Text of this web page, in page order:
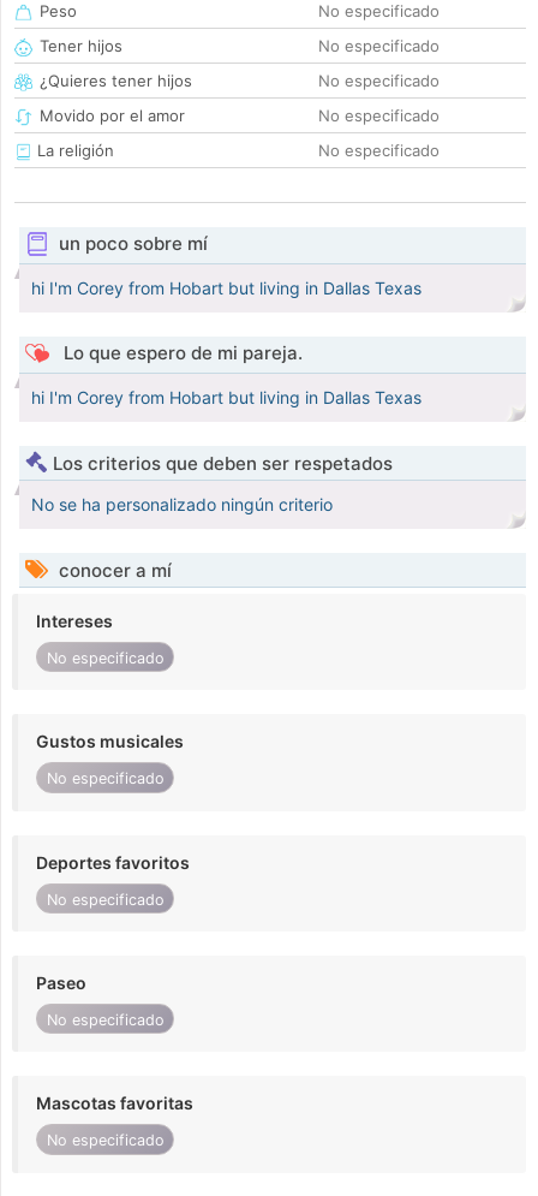
Peso
No especificado
Tener hijos
No especificado
¿Quieres tener hijos
No especificado
Movido por el amor
No especificado
La religión
No especificado
un poco sobre mí
hi I'm Corey from Hobart but living in Dallas Texas
Lo que espero de mi pareja.
hi I'm Corey from Hobart but living in Dallas Texas
Los criterios que deben ser respetados
No se ha personalizado ningún criterio
conocer a mí
Intereses
No especificado
Gustos musicales
No especificado
Deportes favoritos
No especificado
Paseo
No especificado
Mascotas favoritas
No especificado